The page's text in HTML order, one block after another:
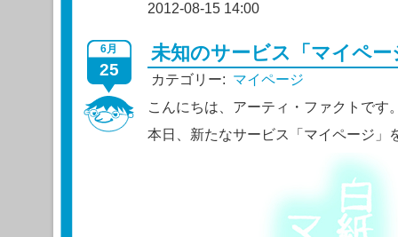
2012-08-15 14:00
6月
25
未知のサービス「マイペ
カテゴリー: マイページ
こんにちは、アーティ・ファクトです
本日、新たなサービス「マイページ」